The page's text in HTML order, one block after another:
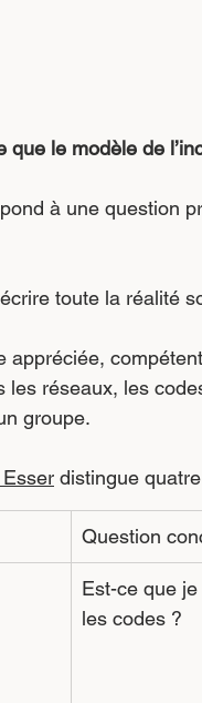
que le modèle de
à une question
toute la réalité
appréciée,
les réseaux, les
groupe.
distingue
Question
Est-ce que
les codes ?